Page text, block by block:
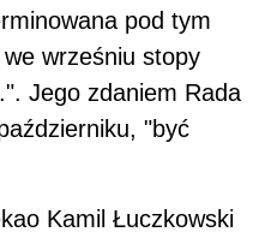
pod tym
wrześniu stopy
Jego zdaniem Rada
"być
Kamil Łuczkowski